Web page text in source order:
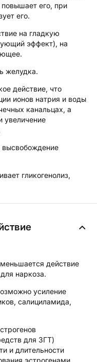
его, при
его.
на гладкую
эффект), на
желудка.
действие, что
ионов натрия и воды
канальцах, а
увеличение
высвобождение
гликогенолиз,
действие
наркоза.
усиление
салициламида,
для ЗГТ)
и длительности
эстрогенами